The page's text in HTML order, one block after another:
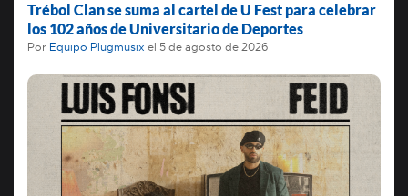
Trébol Clan se suma al cartel de U Fest para celebrar
los 102 años de Universitario de Deportes
Por Equipo Plugmusix el 5 de agosto de 2026